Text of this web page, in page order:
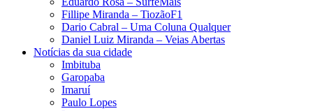
Fillipe Miranda – TiozãoF1
Dario Cabral – Uma Coluna Qualquer
Daniel Luiz Miranda – Veias Abertas
Notícias da sua cidade
Imbituba
Garopaba
Imaruí
Paulo Lopes